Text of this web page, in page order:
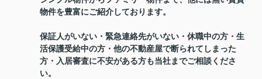
物件を豊富にご紹介しております。
保証人がいない・緊急連絡先がいない・休職中の方・生
活保護受給中の方・他の不動産屋で断られてしまった
方・入居審査に不安がある方も当社までご相談くださ
い。